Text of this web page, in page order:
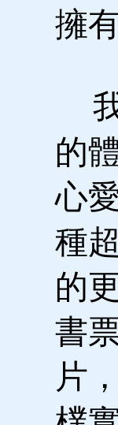
擁
我
的
心
種
的
書
片